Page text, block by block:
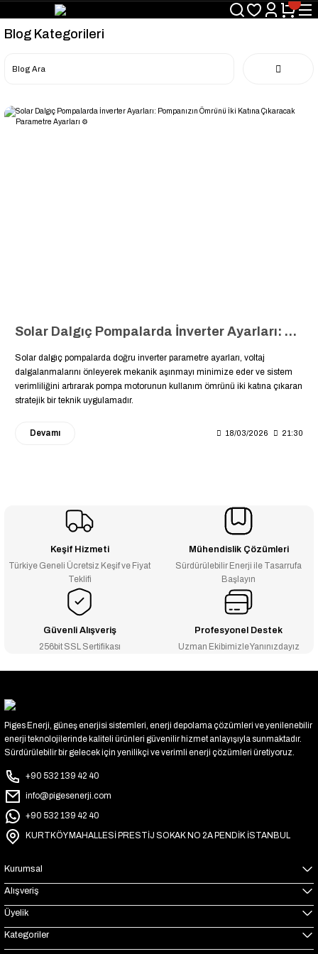
Blog Kategorileri
Solar Dalgıç Pompalarda İnverter Ayarları: Pompanızın Ömrünü İki Katına Çıkaracak Parametre Ayarları ⚙️
Solar dalgıç pompalarda doğru inverter parametre ayarları, voltaj
dalgalanmalarını önleyerek mekanik aşınmayı minimize eder ve sistem
verimliliğini artırarak pompa motorunun kullanım ömrünü iki katına çıkaran
stratejik bir teknik uygulamadır.
Devamı 18/03/2026 21:30
Keşif Hizmeti
Türkiye Geneli Ücretsiz Keşif ve Fiyat
Teklifi
Mühendislik Çözümleri
Sürdürülebilir Enerji ile Tasarrufa
Başlayın
Güvenli Alışveriş
256bit SSL Sertifikası
Profesyonel Destek
Uzman Ekibimizle Yanınızdayız
Piges Enerji, güneş enerjisi sistemleri, enerji depolama çözümleri ve yenilenebilir
enerji teknolojilerinde kaliteli ürünleri güvenilir hizmet anlayışıyla sunmaktadır.
Sürdürülebilir bir gelecek için yenilikçi ve verimli enerji çözümleri üretiyoruz.
+90 532 139 42 40
info@pigesenerji.com
+90 532 139 42 40
KURTKÖY MAHALLESİ PRESTİJ SOKAK NO 2A PENDİK İSTANBUL
Kurumsal
Alışveriş
Üyelik
Kategoriler